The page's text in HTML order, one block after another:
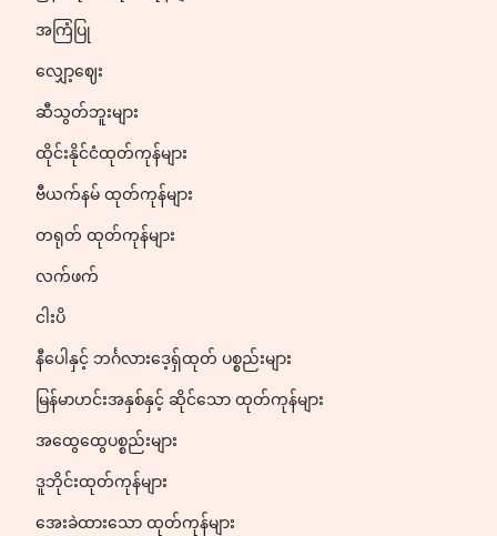
အကြံပြု
လျှော့ဈေး
ဆီသွတ်ဘူးများ
ထိုင်းနိုင်ငံထုတ်ကုန်များ
ဗီယက်နမ် ထုတ်ကုန်များ
တရုတ် ထုတ်ကုန်များ
လက်ဖက်
ငါးပိ
နီပေါနှင့် ဘင်္ဂလားဒေ့ရှ်ထုတ် ပစ္စည်းများ
မြန်မာဟင်းအနှစ်နှင့် ဆိုင်သော ထုတ်ကုန်များ
အထွေထွေပစ္စည်းများ
ဒူဘိုင်းထုတ်ကုန်များ
အေးခဲထားသော ထုတ်ကုန်များ